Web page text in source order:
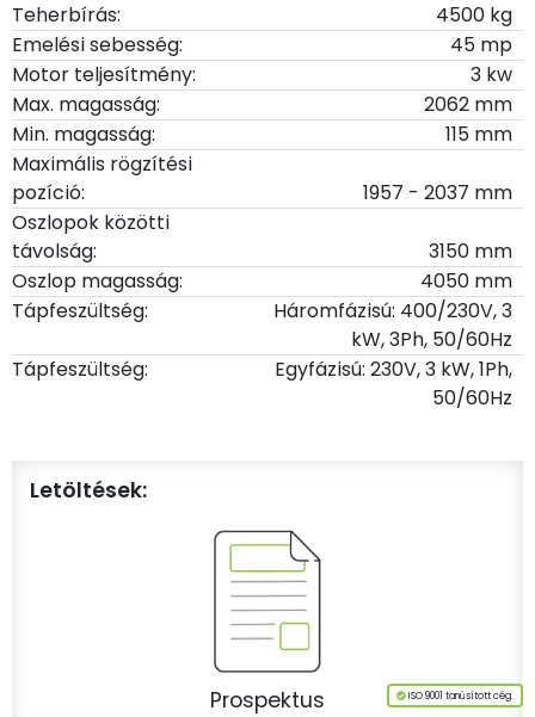
Teherbírás:
4500 kg
Emelési sebesség:
45 mp
Motor teljesítmény:
3 kw
Max. magasság:
2062 mm
Min. magasság:
115 mm
Maximális rögzítési
pozíció:
1957 - 2037 mm
Oszlopok közötti
távolság:
3150 mm
Oszlop magasság:
4050 mm
Tápfeszültség:
Háromfázisú: 400/230V, 3
kW, 3Ph, 50/60Hz
Tápfeszültség:
Egyfázisú: 230V, 3 kW, 1Ph,
50/60Hz
Letöltések:
Prospektus ISO 9001 tanúsított cég.